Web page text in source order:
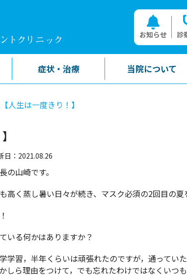
お知らせ 診
症状・治療 当院について
【人生は一度きり！】
日：2021.08.26
の山崎です。
高く蒸し暑い日々が続き、マスク必須の2回目の夏
いる何かはありますか？
学習，半年くらいは頑張れたのですが，通ってい
しら理由をつけて，でも忘れたわけではなくいつ